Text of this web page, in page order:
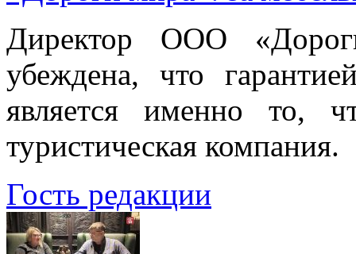
Директор ООО
убеждена, что
является именно то,
туристическая компания.
Гость редакции